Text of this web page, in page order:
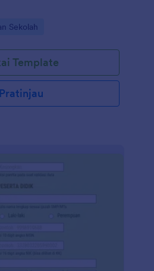
Sekolah
Template
Pratinjau